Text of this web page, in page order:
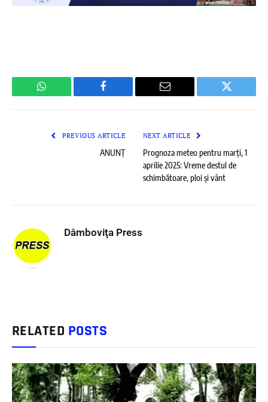
WhatsApp Facebook Email Twitter
PREVIOUS ARTICLE
ANUNȚ
NEXT ARTICLE
Prognoza meteo pentru marți, 1
aprilie 2025: Vreme destul de
schimbătoare, ploi și vânt
Dâmboviţa Press
RELATED POSTS